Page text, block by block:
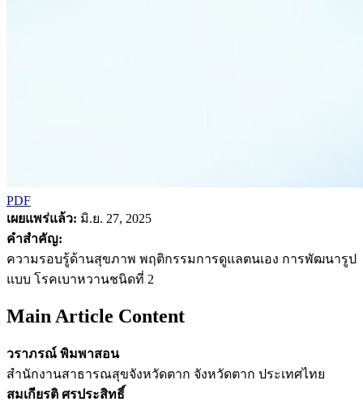
PDF
เผยแพร่แล้ว: มิ.ย. 27, 2025
คำสำคัญ:
ความรอบรู้ด้านสุขภาพ พฤติกรรมการดูแลตนเอง การพัฒนารูป
แบบ โรคเบาหวานชนิดที่ 2
Main Article Content
วราภรณ์ พิมพาสอน
สำนักงานสาธารณสุขจังหวัดตาก จังหวัดตาก ประเทศไทย
สมเกียรติ ศรประสิทธิ์